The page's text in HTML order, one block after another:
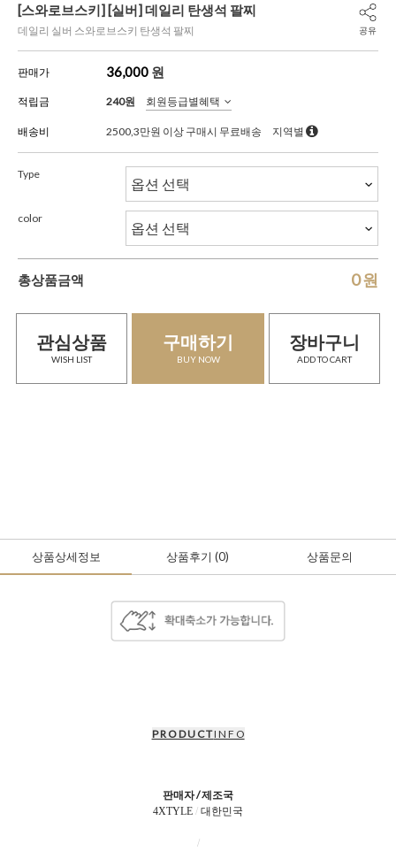
[스와로브스키] [실버] 데일리 탄생석 팔찌
데일리 실버 스와로브스키 탄생석 팔찌 공유
판매가 36,000 원
적립금 240원 회원등급별혜택
배송비 2500,3만원 이상 구매시 무료배송 지역별
Type
color
총상품금액 0원
관심상품
WISH LIST
구매하기
BUY NOW
장바구니
ADD TO CART
상품상세정보 상품후기 (0) 상품문의
P R O D U C TI N F O
판매자 / 제조국
4XTYLE / 대한민국
/